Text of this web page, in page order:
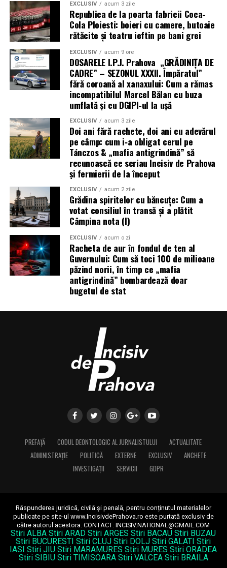
EXCLUSIV acum 3 zile
Republica de la poarta fabricii Coca-
Cola Ploiesti: boieri cu camere, butoaie
rătăcite și teatru ieftin pe bani grei
EXCLUSIV acum 9 ore
DOSARELE I.P.J. Prahova „GRĂDINIȚA DE
CADRE” – SEZONUL XXXII. Împăratul”
fără coroană al xanaxului: Cum a rămas
incompatibilul Marcel Bălan cu buza
umflată și cu DGIPI-ul la ușă
EXCLUSIV acum 3 zile
Doi ani fără rachete, doi ani cu adevărul
pe câmp: cum i‑a obligat cerul pe
Tánczos & „mafia antigrindină” să
recunoască ce scriau Incisiv de Prahova
și fermierii de la început
EXCLUSIV acum 2 zile
Grădina spiritelor cu băncuțe: Cum a
votat consiliul în transă și a plătit
Câmpina nota (I)
EXCLUSIV acum o zi
Racheta de aur în fondul de ten al
Guvernului: Cum să toci 100 de milioane
păzind norii, în timp ce „mafia
antigrindină” bombardează doar
bugetul de stat
PREFAȚĂ CODUL DEONTOLOGIC AL JURNALISTULUI
ACTUALITATE
ADMINISTRAȚIE
POLITICĂ EXTERNE EXCLUSIV
ANCHETE
INVESTIGAȚII
SERVICII GDPR
Răspunderea juridică, civilă și penală, pentru conținutul materialelor
publicate pe site-ul www.IncisivdePrahova.ro este purtată exclusiv de
către autorul acestora.CONTACT: INCISIV.NATIONAL@GMAIL.COM
Stiri ALBA Stiri ARAD Stiri ARGES Stiri BACAU Stiri BUZAU
Stiri BUCURESTI Stiri CLUJ Stiri DOLJ Stiri GALATI Stiri
IASI Stiri JIU Stiri MARAMURES Stiri MURES Stiri ORADEA
Stiri SIBIU Stiri TIMISOARA Stiri VALCEA Stiri BRAILA